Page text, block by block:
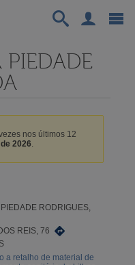
PIEDADE
nos últimos 12
2026.
RODRIGUES,
REIS, 76
a retalho de material de